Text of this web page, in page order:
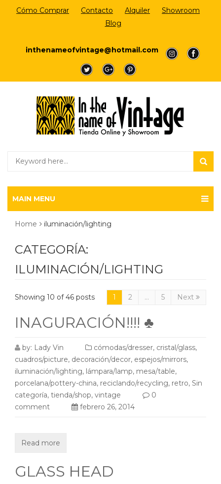
Cómo Comprar Contacto Alquiler
Showroom
Blog
inthenameofvintage@hotmail.com
a
a
a
a a
MAIN MENU
Home iluminación/lighting
CATEGORÍA:
ILUMINACIÓN/LIGHTING
Showing 10 of 46 posts 1 2 … 5 Next
INAGURACIÓN!!!! ♣
by: Lady Vin cómodas/dresser, cristal/glass,
cuadros/picture, decoración/decor, espejos/mirrors,
iluminación/lighting, lámpara/lamp, mesa/table,
porcelana/pottery-china, reciclando/recycling, retro, Sin
categoría, tienda/shop, vintage
0
comment
febrero 26, 2014
Read more
GLASS HEAD